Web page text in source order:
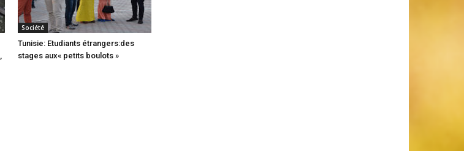
Société
Tunisie: Etudiants étrangers:des
stages aux« petits boulots »